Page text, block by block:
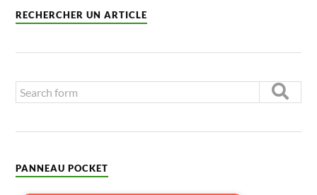
RECHERCHER UN ARTICLE
PANNEAU POCKET